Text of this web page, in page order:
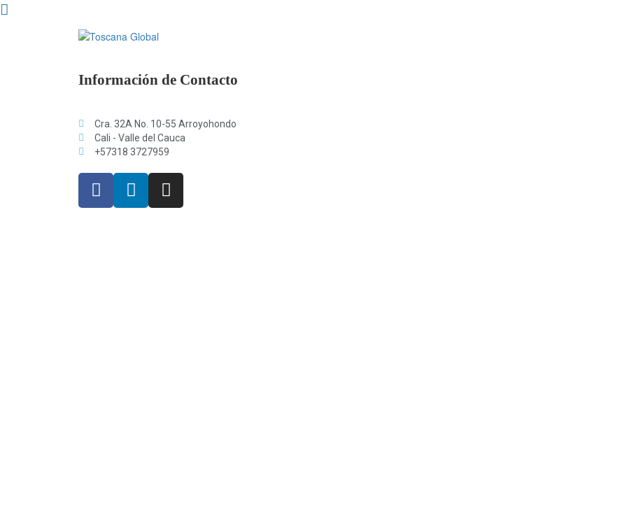
Información de Contacto
Cra. 32A No. 10-55 Arroyohondo
Cali - Valle del Cauca
+57318 3727959